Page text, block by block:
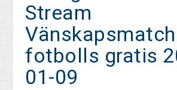
Stream
fotbolls gratis
01-09